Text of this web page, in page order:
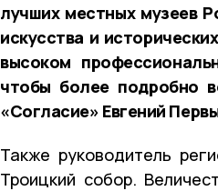
лучших местных музеев
искусства и
высоком
чтобы более подробно
«Согласие» Евгений
Также руководитель
Троицкий собор.